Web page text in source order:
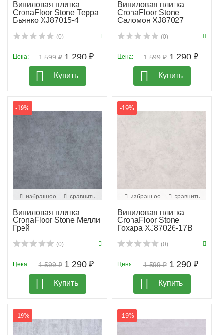
Виниловая плитка
CronaFloor Stone Терра
Бьянко XJ87015-4
(0)
1 599 ₽
Цена: 1 290 ₽
Купить
Виниловая плитка
CronaFloor Stone
Саломон XJ87027
(0)
1 599 ₽
Цена: 1 290 ₽
Купить
-19%
избранное сравнить
Виниловая плитка
CronaFloor Stone Мелли
Грей
(0)
1 599 ₽
Цена: 1 290 ₽
Купить
-19%
избранное сравнить
Виниловая плитка
CronaFloor Stone
Гохара XJ87026-17B
(0)
1 599 ₽
Цена: 1 290 ₽
Купить
-19% -19%